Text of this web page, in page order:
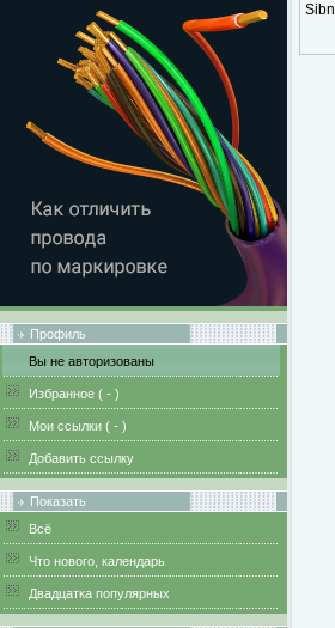
Профиль
Вы не авторизованы
Избранное ( - )
Мои ссылки ( - )
Добавить ссылку
Показать
Всё
Что нового, календарь
Двадцатка популярных